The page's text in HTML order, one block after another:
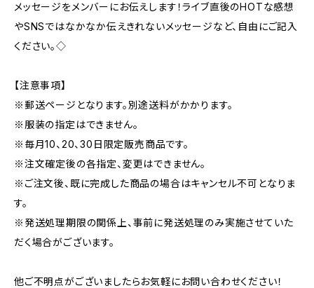
メッセージをメンバーにお伝えします！ライブ直後のHOTな感想
やSNSではなかなか伝えきれないメッセージなど、自由にご記入
ください。◇
【注意事項】
※郵送ページとなります。別途送料がかかります。
※服装の指定はできません。
※毎月10、20、30日限定販売商品です。
※注文確定後の各指定、変更はできません。
※ご注文後、既に完成した商品の場合はキャンセル不可となりま
す。
※発送処理期限の関係上、事前に発送処理のみ実施させていた
だく場合がございます。
他ご不明点がございましたらお気軽にお問い合わせください！